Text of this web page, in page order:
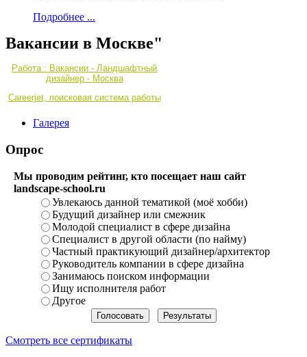
Подробнее ...
Вакансии в Москве"
Работа : Вакансии - Ландшафтный
дизайнер - Москва
Careerjet, поисковая система работы
Галерея
Опрос
Мы проводим рейтинг, кто посещает наш сайт
landscape-school.ru
Увлекаюсь данной тематикой (моё хобби)
Будущий дизайнер или смежник
Молодой специалист в сфере дизайна
Специалист в другой области (по найму)
Частный практикующий дизайнер/архитектор
Руководитель компании в сфере дизайна
Занимаюсь поиском информации
Ищу исполнителя работ
Другое
Смотреть все сертификаты